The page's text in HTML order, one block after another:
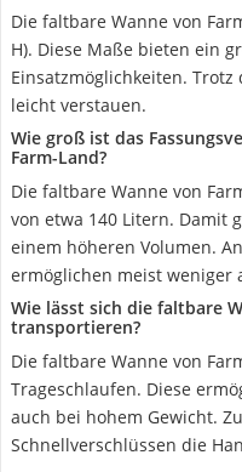
Die faltbare Wanne von
H). Diese Maße bieten ein
Einsatzmöglichkeiten.
leicht verstauen.
Wie groß ist das
Farm-Land?
Die faltbare Wanne von
von etwa 140 Litern. Damit
einem höheren Volumen.
ermöglichen meist weniger
Wie lässt sich die faltbare
transportieren?
Die faltbare Wanne von
Trageschlaufen. Diese
auch bei hohem Gewicht.
Schnellverschlüssen die